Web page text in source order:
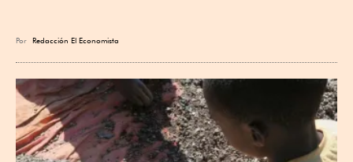
Por Redacción El Economista